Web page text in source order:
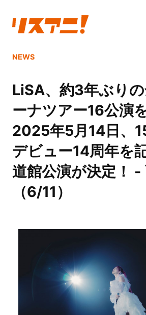
NEWS
LiSA、約3年ぶり
ーナツアー16公演
2025年5月14日、
デビュー14周年を
道館公演が決定！ -
（6/11）